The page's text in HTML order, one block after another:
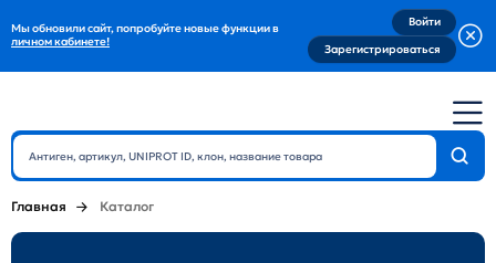
Мы обновили сайт, попробуйте новые функции в
личном кабинете!
Войти
Зарегистрироваться
Главная Каталог